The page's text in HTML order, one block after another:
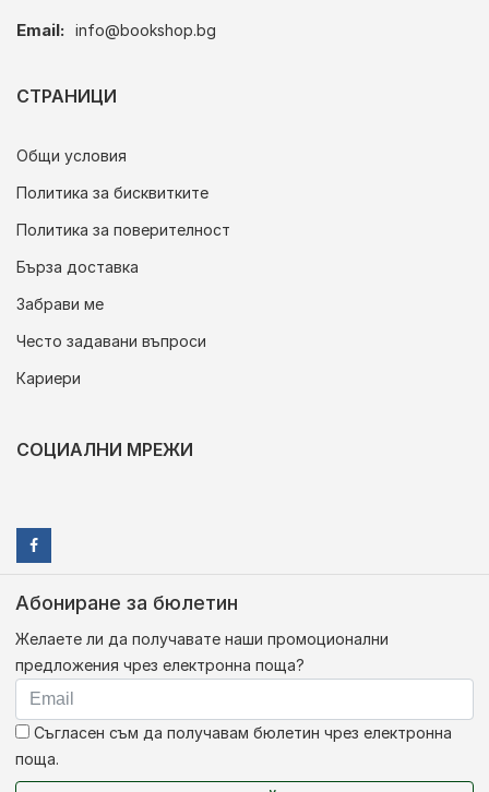
Email: info@bookshop.bg
СТРАНИЦИ
Общи условия
Политика за бисквитките
Политика за поверителност
Бърза доставка
Забрави ме
Често задавани въпроси
Кариери
СОЦИАЛНИ МРЕЖИ
Абониране за бюлетин
Желаете ли да получавате наши промоционални
предложения чрез електронна поща?
Съгласен съм да получавам бюлетин чрез електронна
поща.